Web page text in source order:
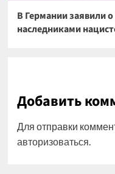
В Германии заявили
наследниками
Добавить
Для отправки
авторизоваться